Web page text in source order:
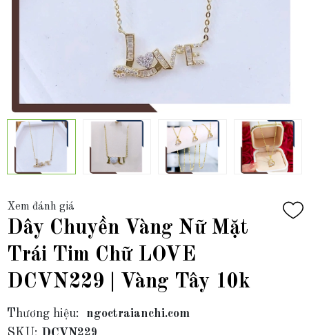
Xem đánh giá
Dây Chuyền Vàng Nữ Mặt
Trái Tim Chữ LOVE
DCVN229 | Vàng Tây 10k
Thương hiệu:
ngoctraianchi.com